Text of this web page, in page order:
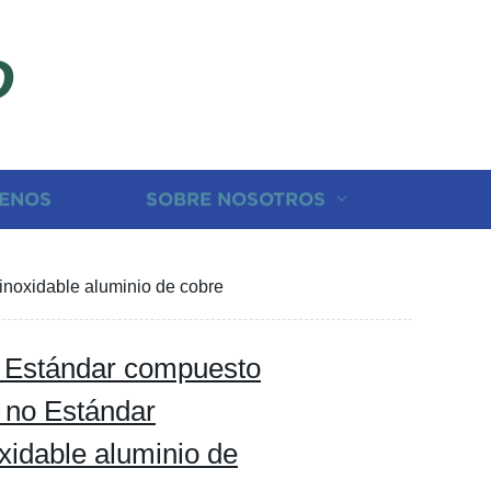
SOBRE NOSOTROS
aluminio de cobre
compuesto
Estándar
aluminio de